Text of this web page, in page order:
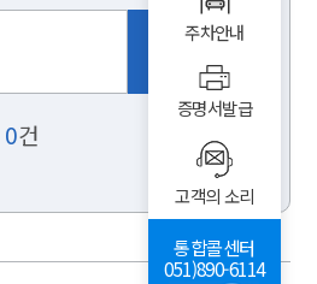
0건
주차안내
증명서발급
고객의 소리
통합콜센터
051)890-6114